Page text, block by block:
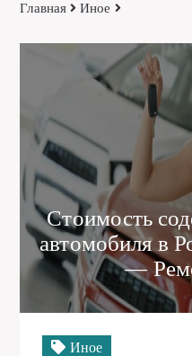
Главная Иное
Стоимость
автомобиля в
—
Иное